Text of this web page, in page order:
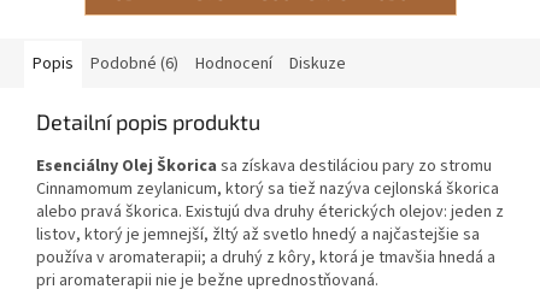
Popis Podobné (6) Hodnocení Diskuze
Detailní popis produktu
Esenciálny Olej Škorica sa získava destiláciou pary zo stromu
Cinnamomum zeylanicum, ktorý sa tiež nazýva cejlonská škorica
alebo pravá škorica. Existujú dva druhy éterických olejov: jeden z
listov, ktorý je jemnejší, žltý až svetlo hnedý a najčastejšie sa
používa v aromaterapii; a druhý z kôry, ktorá je tmavšia hnedá a
pri aromaterapii nie je bežne uprednostňovaná.